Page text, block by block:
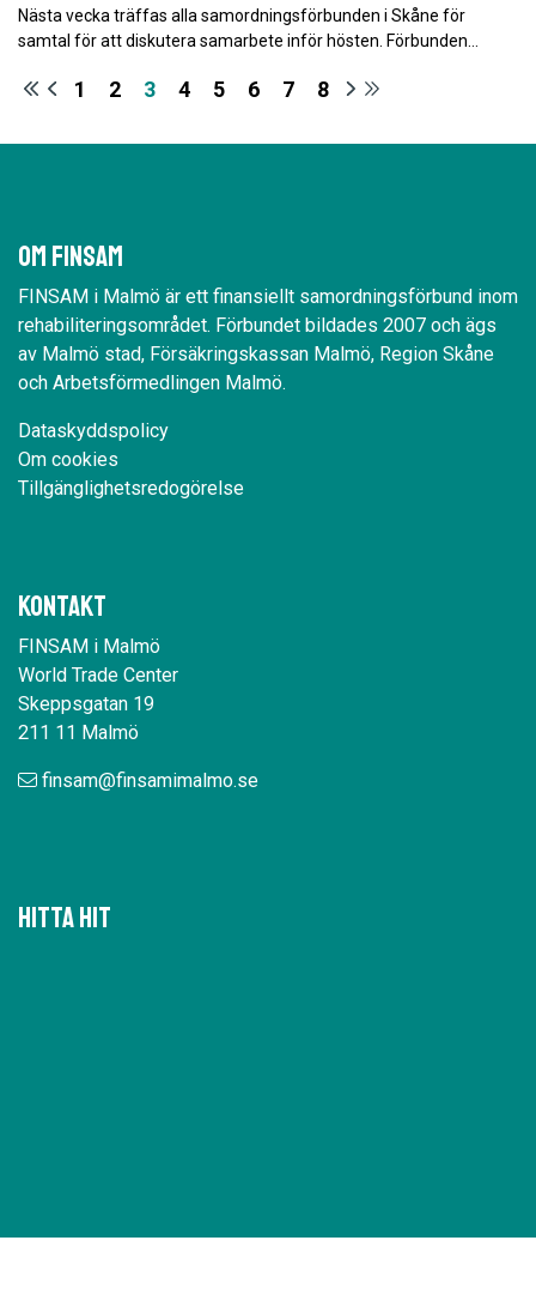
Nästa vecka träffas alla samordningsförbunden i Skåne för
samtal för att diskutera samarbete inför hösten. Förbunden…
1 2 3 4 5 6 7 8
Om Finsam
FINSAM i Malmö är ett finansiellt samordningsförbund inom
rehabiliteringsområdet. Förbundet bildades 2007 och ägs
av Malmö stad, Försäkringskassan Malmö, Region Skåne
och Arbetsförmedlingen Malmö.
Dataskyddspolicy
Om cookies
Tillgänglighetsredogörelse
Kontakt
FINSAM i Malmö
World Trade Center
Skeppsgatan 19
211 11 Malmö
finsam@finsamimalmo.se
Hitta hit